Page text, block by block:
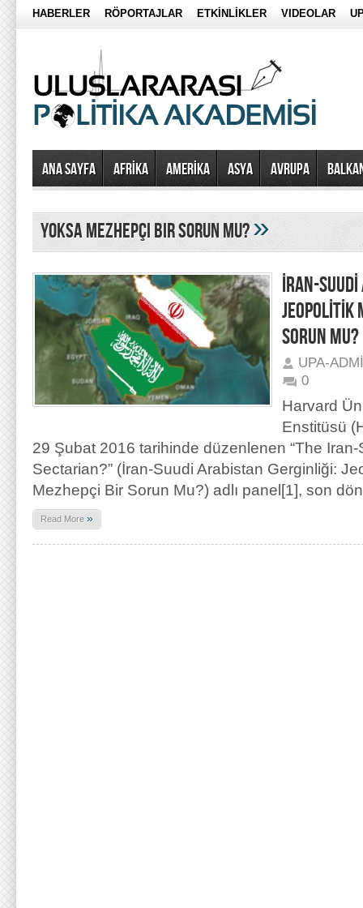
HABERLER RÖPORTAJLAR ETKİNLİKLER VIDEOLAR
Ana Sayfa AFRİKA AMERİKA ASYA AVRUPA
Yoksa Mezhepçi Bir Sorun Mu?»
İRAN-
JEOPOLİTİK
SORUN MU?
UPA-
0
Harvard
Enstitüsü
29 Şubat 2016 tarihinde düzenlenen “The
Sectarian?” (İran-Suudi Arabistan Gerginliği:
Mezhepçi Bir Sorun Mu?) adlı panel[1], son
Read More »